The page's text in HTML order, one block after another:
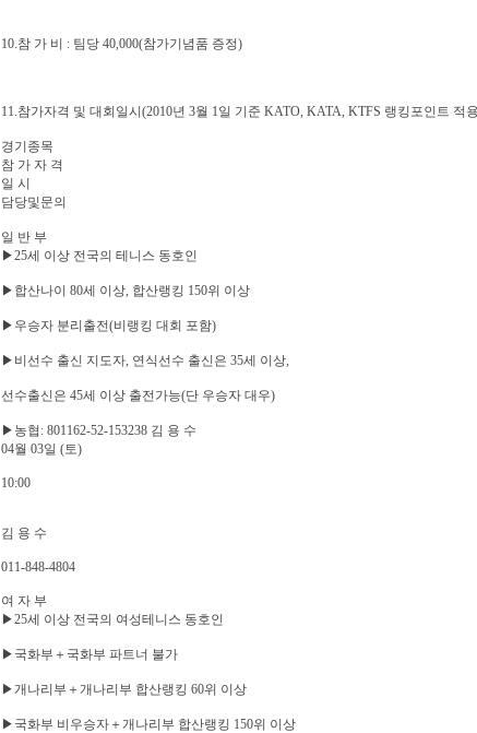
10.참 가 비 : 팀당 40,000(참가기념품 증정)
11.참가자격 및 대회일시(2010년 3월 1일 기준 KATO, KATA, KTFS 랭킹포인트 적
경기종목
참 가 자 격
일 시
담당및문의
일 반 부
▶25세 이상 전국의 테니스 동호인
▶합산나이 80세 이상, 합산랭킹 150위 이상
▶우승자 분리출전(비랭킹 대회 포함)
▶비선수 출신 지도자, 연식선수 출신은 35세 이상,
선수출신은 45세 이상 출전가능(단 우승자 대우)
▶농협: 801162-52-153238 김 용 수
04월 03일 (토)
10:00
김 용 수
011-848-4804
여 자 부
▶25세 이상 전국의 여성테니스 동호인
▶국화부＋국화부 파트너 불가
▶개나리부＋개나리부 합산랭킹 60위 이상
▶국화부 비우승자＋개나리부 합산랭킹 150위 이상